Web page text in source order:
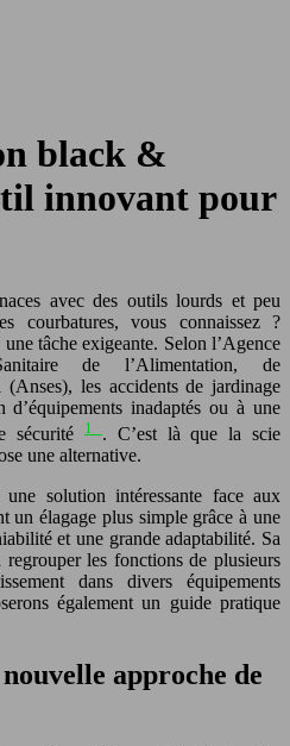
black &
innovant pour
avec des outils lourds et peu
courbatures, vous connaissez ?
tâche exigeante. Selon l’Agence
de l’Alimentation, de
les accidents de jardinage
inadaptés ou à une
sécurité1 . C’est là que la scie
une alternative.
solution intéressante face aux
un élagage plus simple grâce à une
et une grande adaptabilité. Sa
regrouper les fonctions de plusieurs
dans divers équipements
également un guide pratique
approche de